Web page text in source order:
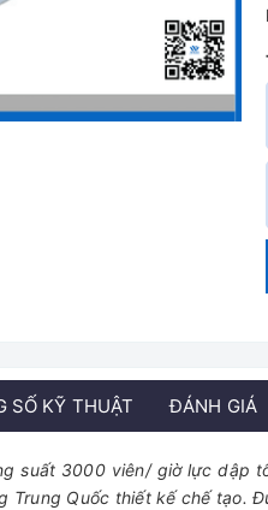
SỐ KỸ THUẬT ĐÁNH GIÁ
suất 3000 viên/ giờ lực dập
Trung Quốc thiết kế chế tạo.